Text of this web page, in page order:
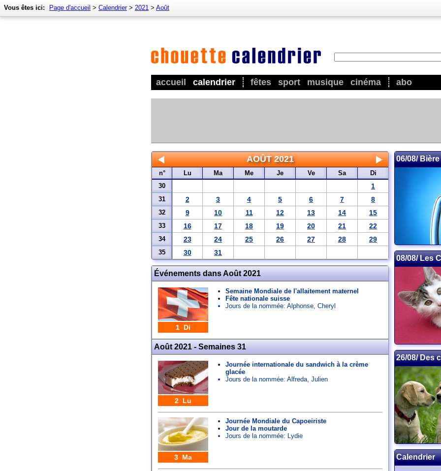
accueil calendrier fêtes sport musique cinéma abo
Vous êtes ici: Page d'accueil > Calendrier> 2021 > Août
AOÛT 2021
n° Lu Ma Me Je Ve Sa
Di
30
1
31 2 3 4 5 6 7 8
32 9 10 11 12 13 14 15
33 16 17 18 19 20 21 22
34 23 24 25 26 27 28 29
35 30 31
Événements dans Août 2021
1 Di
Semaine Mondiale de l'allaitement maternel
Fête nationale suisse
Jours de la nommée: Alphonse, Cheryl
Août 2021 - Semaines 31
2 Lu
Journée internationale du sandwich à la crème
glacée
Jours de la nommée: Alfreda, Julien
3 Ma
Journée Mondiale du Capoeiriste
Jour de la moutarde
Jours de la nommée: Lydie
06/08/ Bière
08/08/ Les
26/08/ Des
Calendrier